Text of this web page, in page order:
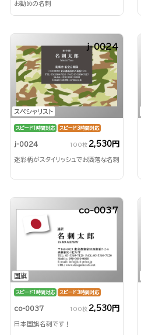
お勧めの名刺
スペシャリスト
j-0024
スピード1時間対応 スピード3時間対応
j-0024 100枚 2,530円
迷彩柄がスタイリッシュでお洒落な名刺
国旗
co-0037
スピード1時間対応 スピード3時間対応
co-0037 100枚 2,530円
日本国旗名刺です！